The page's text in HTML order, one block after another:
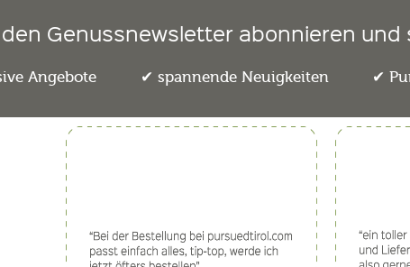
Genussnewsletter abonnieren und
Angebote spannende Neuigkeiten